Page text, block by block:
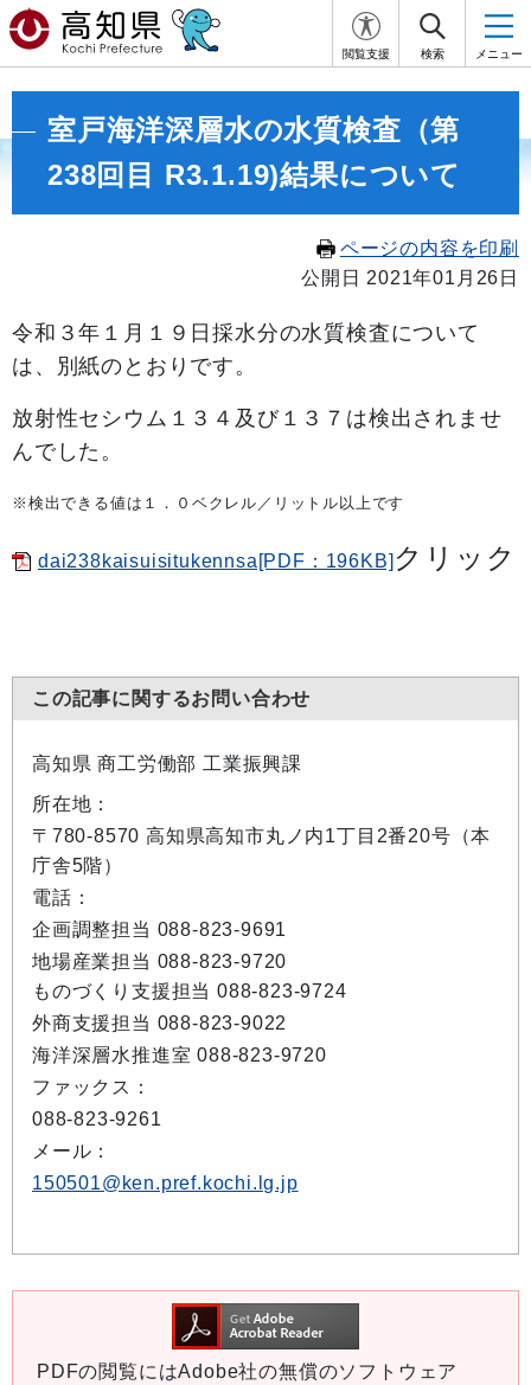
閲覧支援 検索 メニュー
室戸海洋深層水の水質検査（第
238回目 R3.1.19)結果について
ページの内容を印刷
公開日 2021年01月26日
令和３年１月１９ 日採水分の水質検査について
は、別紙のとおりです。
放射性セシウム１３４及び１３７は検出されませ
んでした。
※検出できる値は１．０ベクレル／リットル以上です
dai238kaisuisitukennsa[PDF：196KB] クリック
この記事に関するお問い合わせ
高知県 商工労働部 工業振興課
所在地：
〒780-8570 高知県高知市丸ノ内1丁目2番20号（本
庁舎5階）
電話：
企画調整担当 088-823-9691
地場産業担当 088-823-9720
ものづくり支援担当 088-823-9724
外商支援担当 088-823-9022
海洋深層水推進室 088-823-9720
ファックス：
088-823-9261
メール：
150501@ken.pref.kochi.lg.jp
PDFの閲覧にはAdobe社の無償のソフトウェア